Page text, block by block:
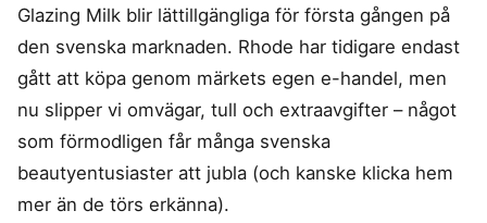
Glazing Milk blir lättillgängliga för första gången på
den svenska marknaden. Rhode har tidigare endast
gått att köpa genom märkets egen e-handel, men
nu slipper vi omvägar, tull och extraavgifter – något
som förmodligen får många svenska
beautyentusiaster att jubla (och kanske klicka hem
mer än de törs erkänna).